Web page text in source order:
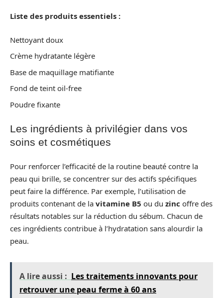
Liste des produits essentiels :
Nettoyant doux
Crème hydratante légère
Base de maquillage matifiante
Fond de teint oil-free
Poudre fixante
Les ingrédients à privilégier dans vos
soins et cosmétiques
Pour renforcer l’efficacité de la routine beauté contre la
peau qui brille, se concentrer sur des actifs spécifiques
peut faire la différence. Par exemple, l’utilisation de
produits contenant de la vitamine B5 ou du zinc offre des
résultats notables sur la réduction du sébum. Chacun de
ces ingrédients contribue à l’hydratation sans alourdir la
peau.
A lire aussi : Les traitements innovants pour
retrouver une peau ferme à 60 ans